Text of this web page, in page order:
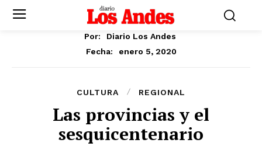
Por:
Diario Los Andes
Fecha:
enero 5, 2020
CULTURA REGIONAL
Las provincias y el
sesquicentenario